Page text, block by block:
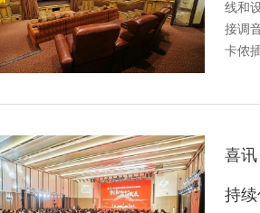
线和
接调
卡侬
喜
持